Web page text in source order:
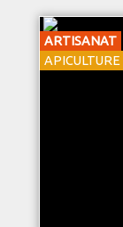
ARTISANAT